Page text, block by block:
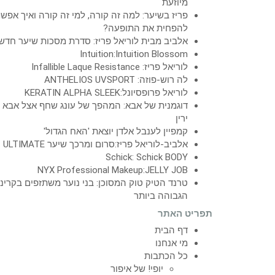
מיוזעת
פריז בשיער: למה זה קורה, למי זה קורה ואיך
להפחית את התופעה?
אלביב מבית לוריאל פריז: סדרת מסכות שיער
Intuition:Intuition Blossom
לוריאל פריז: Infallible Laque Resistance
לה רוש-פוזה: ANTHELIOS UVSPORT
לוריאל פרופסיונל:KERATIN ALPHA SLEEK
דוגמנית של אבא: המהפך של עונג שחף אצל אבא
ירין
קמפיין לענבל אלדן יוצאת 'האח הגדול'
אלביב-לוריאל פריז:סרום ומרכך שיער ULTIMATE
Schick: Schick BODY
NYX Professional Makeup:JELLY JOB
טרנד הטיק טוק המסוכן: בני נוער משתזפים
הגבוהה ביותר
תפריט האתר
דף הבית
מי אנחנו
כל הכתבות
יופי! של איפור